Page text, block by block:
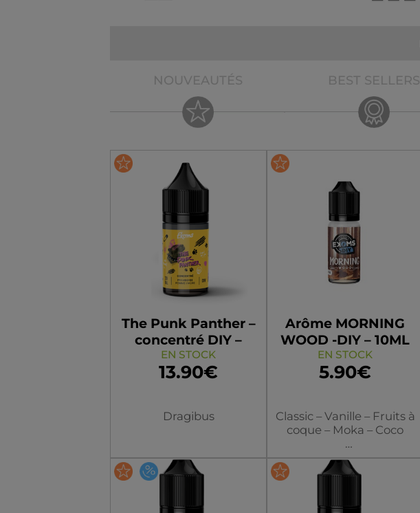
NOUVEAUTÉS BEST SELLERS
The Punk Panther –
concentré DIY –
30ml
EN STOCK
13.90€
Dragibus
Arôme MORNING
WOOD -DIY – 10ML
EN STOCK
5.90€
Classic – Vanille – Fruits à
coque – Moka – Coco
Si certains commencent
leur journée avec un